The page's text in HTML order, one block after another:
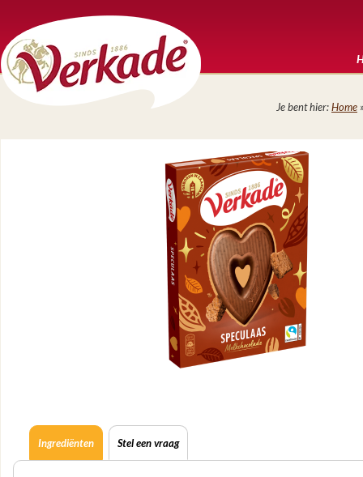
Je bent hier:Home
Ingrediënten Stel een vraag